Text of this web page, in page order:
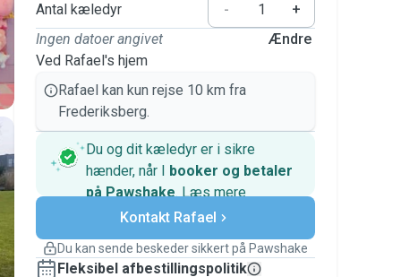
Antal kæledyr -
+
Ingen datoer angivet
Ved Rafael's hjem
Ændre
Rafael kan kun rejse 10 km fra
Frederiksberg.
Du og dit kæledyr er i sikre
hænder, når I booker og betaler
på Pawshake. Læs mere
Sikre betalinger
Support, hvis planerne ændrer
Dækkede bookinger
Hold alt på Pawshake – fra den første
Kontakt Rafael
Du kan sende beskeder sikkert på Pawshake
Fleksibel afbestillingspolitik